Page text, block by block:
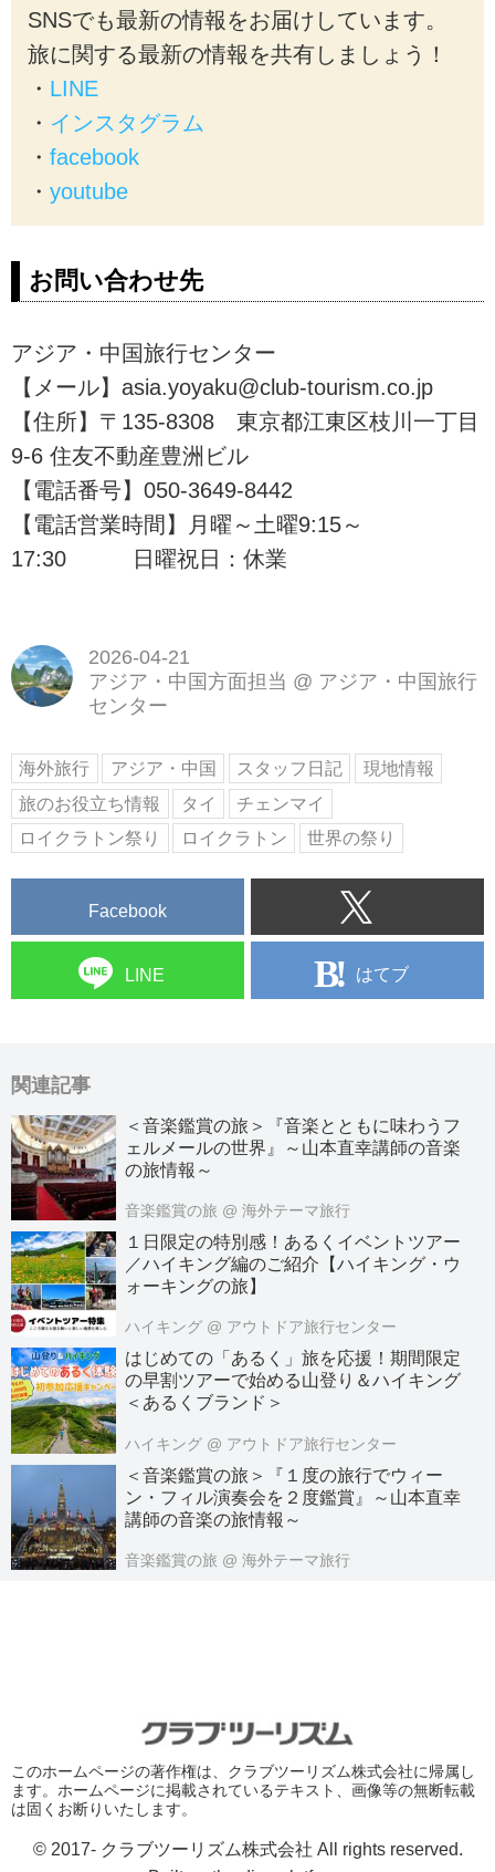
SNSでも最新の情報をお届けしています。
旅に関する最新の情報を共有しましょう！
・ LINE
・ インスタグラム
・ facebook
・ youtube
お問い合わせ先
アジア・中国旅行センター
【メール】asia.yoyaku@club-tourism.co.jp
【住所】〒135-8308 東京都江東区枝川一丁目
9-6 住友不動産豊洲ビル
【電話番号】050-3649-8442
【電話営業時間】月曜～土曜9:15～
17:30 日曜祝日：休業
2026-04-21
アジア・中国方面担当 @ アジア・中国旅行
センター
海外旅行 アジア・中国 スタッフ日記
現地情報
旅のお役立ち情報
タイ
チェンマイ
ロイクラトン祭り
ロイクラトン 世界の祭り
Facebook
LINE はてブ
関連記事
＜音楽鑑賞の旅＞『音楽とともに味わうフ
ェルメールの世界』～山本直幸講師の音楽
の旅情報～
音楽鑑賞の旅 @ 海外テーマ旅行
１日限定の特別感！あるくイベントツアー
／ハイキング編のご紹介【ハイキング・ウ
ォーキングの旅】
ハイキング @ アウトドア旅行センター
はじめての「あるく」旅を応援！期間限定
の早割ツアーで始める山登り＆ハイキング
＜あるくブランド＞
ハイキング @ アウトドア旅行センター
＜音楽鑑賞の旅＞『１度の旅行でウィー
ン・フィル演奏会を２度鑑賞』～山本直幸
講師の音楽の旅情報～
音楽鑑賞の旅 @ 海外テーマ旅行
このホームページの著作権は、クラブツーリズム株式会社に帰属し
ます。ホームページに掲載されているテキスト、画像等の無断転載
は固くお断りいたします。
© 2017- クラブツーリズム株式会社 All rights reserved.